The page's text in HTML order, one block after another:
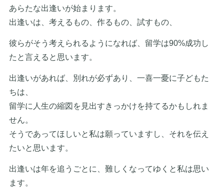
あらたな出逢いが始まります。
出逢いは、考えるもの、作るもの、試すもの、
彼らがそう考えられるようになれば、留学は90%成功し
たと言えると思います。
出逢いがあれば、別れが必ずあり、一喜一憂に子どもた
ちは、
留学に人生の縮図を見出すきっかけを持てるかもしれま
せん。
そうであってほしいと私は願っていますし、それを伝え
たいと思います。
出逢いは年を追うごとに、難しくなってゆくと私は思い
ます。